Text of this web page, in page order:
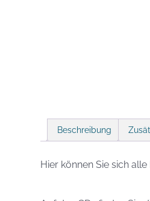
Beschreibung
Hier können Sie sich